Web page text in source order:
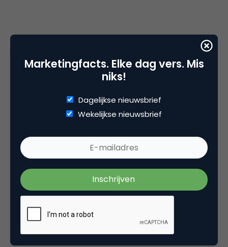
View morewebinarsfromFreddie Laker.
vaak voor stagiaires?
SocialeMediaNL groep
aangemaakt. Deze groep is voor professionals die
Marketingfacts. Elke dag vers. Mis
niks!
Dagelijkse nieuwsbrief
Wekelijkse nieuwsbrief